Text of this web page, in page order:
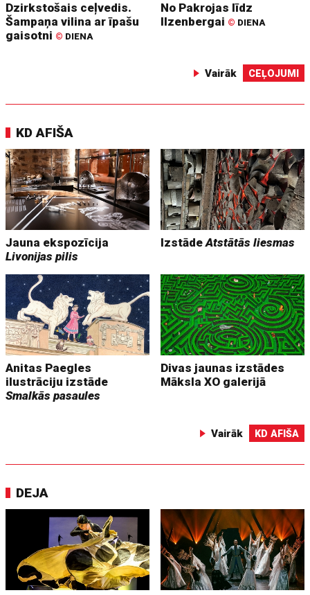
Dzirkstošais ceļvedis.
Šampaņa vilina ar īpašu
gaisotni © DIENA
No Pakrojas līdz
Ilzenbergai © DIENA
Vairāk CEĻOJUMI
KD AFIŠA
Jauna ekspozīcija
Livonijas pilis
IzstādeAtstātās liesmas
Anitas Paegles
ilustrāciju izstāde
Smalkās pasaules
Divas jaunas izstādes
Māksla XO galerijā
Vairāk KD AFIŠA
DEJA